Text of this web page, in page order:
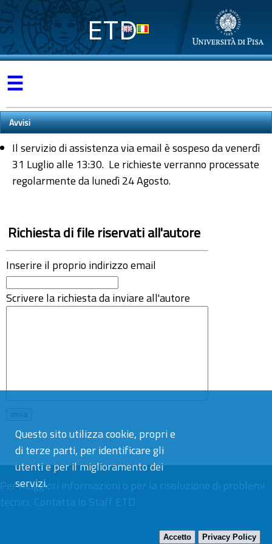
Questo sito utilizza cookie, propri e
di terze parti, per identificare gli
utenti e per il miglioramento dei
servizi.
Accetto Privacy Policy
ETD
☰
Avvisi
Il servizio di assistenza via email è sospeso da venerdì
31 Luglio alle 13:30. Le richieste verranno processate
regolarmente da lunedì 24 Agosto.
Richiesta di file riservati all'autore
Inserire il proprio indirizzo email
Scrivere la richiesta da inviare all'autore
Per maggiori informazioni o per la risoluzione di problemi
tecnici, Contatta lo Staff ETD